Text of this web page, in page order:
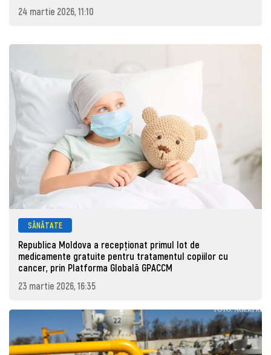
24 martie 2026, 11:10
SĂNĂTATE
Republica Moldova a recepționat primul lot de
medicamente gratuite pentru tratamentul copiilor cu
cancer, prin Platforma Globală GPACCM
23 martie 2026, 16:35